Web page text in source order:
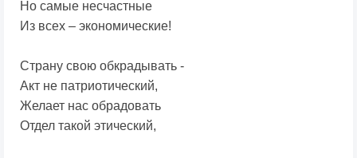
Но самые несчастные
Из всех – экономические!
Страну свою обкрадывать -
Акт не патриотический,
Желает нас обрадовать
Отдел такой этический,